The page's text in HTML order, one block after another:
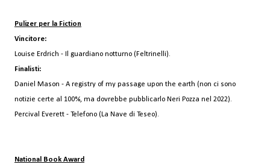
Pulizer per la Fiction
Vincitore:
Louise Erdrich - Il guardiano notturno (Feltrinelli).
Finalisti:
Daniel Mason - A registry of my passage upon the earth (non ci sono
notizie certe al 100%, ma dovrebbe pubblicarlo Neri Pozza nel 2022).
Percival Everett - Telefono (La Nave di Teseo).
National Book Award